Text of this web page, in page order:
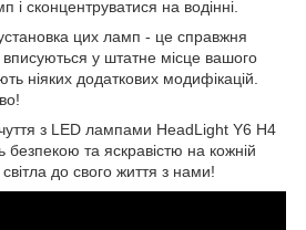
і сконцентруватися на водінні.
цих ламп - це справжня
вписуються у штатне місце вашого
ніяких додаткових модифікацій.
з LED лампами HeadLight Y6 H4
безпекою та яскравістю на кожній
до свого життя з нами!